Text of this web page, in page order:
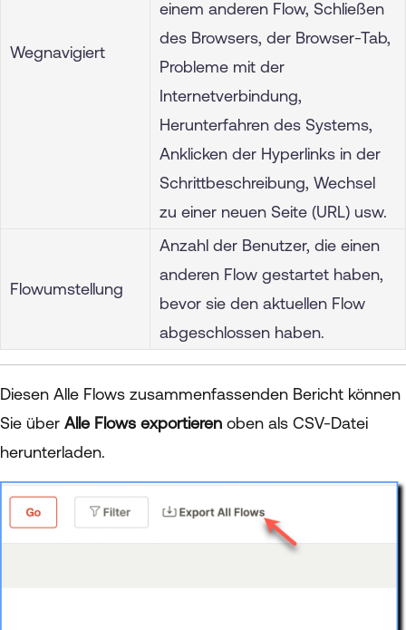
Wegnavigiert
einem anderen Flow, Schließen
des Browsers, der Browser-Tab,
Probleme mit der
Internetverbindung,
Herunterfahren des Systems,
Anklicken der Hyperlinks in der
Schrittbeschreibung, Wechsel
zu einer neuen Seite (URL) usw.
Flowumstellung
Anzahl der Benutzer, die einen
anderen Flow gestartet haben,
bevor sie den aktuellen Flow
abgeschlossen haben.
Diesen Alle Flows zusammenfassenden Bericht können
Sie über Alle Flows exportieren oben als CSV-Datei
herunterladen.